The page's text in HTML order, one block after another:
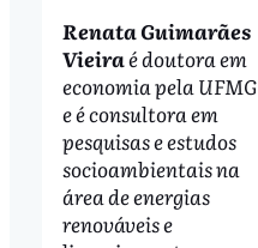
Renata Guimarães
Vieiraé doutora em
economia pela UFMG
e é consultora em
pesquisas e estudos
socioambientais na
área de energias
renováveis e